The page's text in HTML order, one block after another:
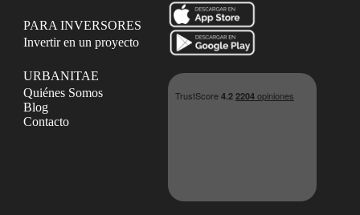
PARA INVERSORES
Invertir en un proyecto
URBANITAE
Quiénes Somos
Blog
Contacto